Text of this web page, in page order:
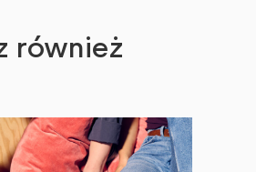
również